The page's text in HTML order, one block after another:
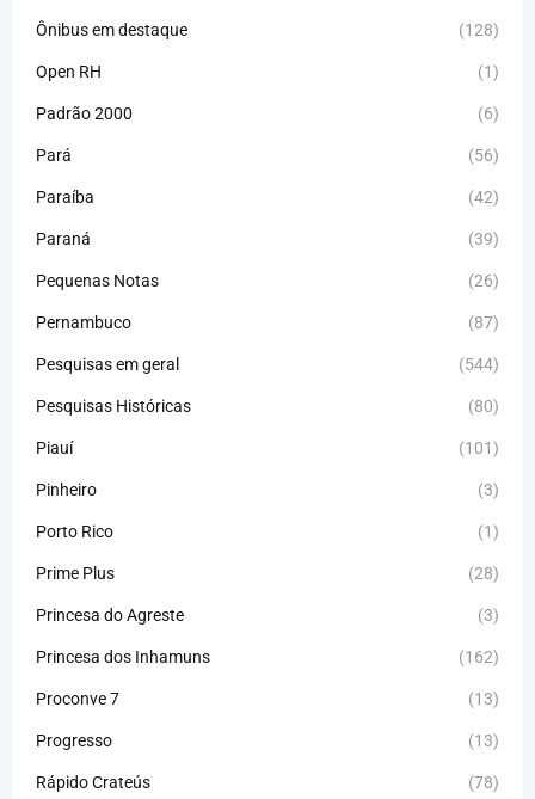
Ônibus em destaque (128)
Open RH (1)
Padrão 2000 (6)
Pará (56)
Paraíba (42)
Paraná (39)
Pequenas Notas (26)
Pernambuco (87)
Pesquisas em geral (544)
Pesquisas Históricas (80)
Piauí (101)
Pinheiro (3)
Porto Rico (1)
Prime Plus (28)
Princesa do Agreste (3)
Princesa dos Inhamuns (162)
Proconve 7 (13)
Progresso (13)
Rápido Crateús (78)